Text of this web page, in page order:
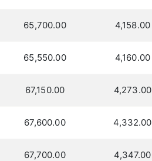
65,700.00 4,158.00
65,550.00 4,160.00
67,150.00 4,273.00
67,600.00 4,332.00
67,700.00 4,347.00